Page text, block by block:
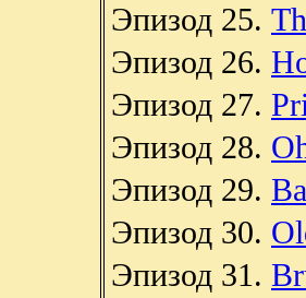
Эпизод 25.
Эпизод 26.
Эпизод 27.
Эпизод 28.
Эпизод 29.
Эпизод 30.
Эпизод 31.